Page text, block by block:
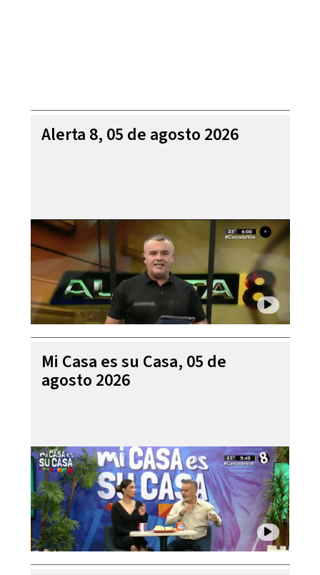
Alerta 8, 05 de agosto 2026
Mi Casa es su Casa, 05 de
agosto 2026